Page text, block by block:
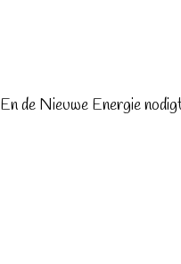
En de Nieuwe Energie